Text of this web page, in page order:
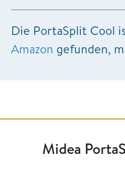
Die PortaSplit Cool
Amazon gefunden,
Midea